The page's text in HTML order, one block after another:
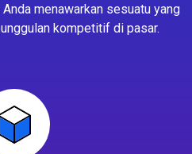
menawarkan sesuatu yang
kompetitif di pasar.